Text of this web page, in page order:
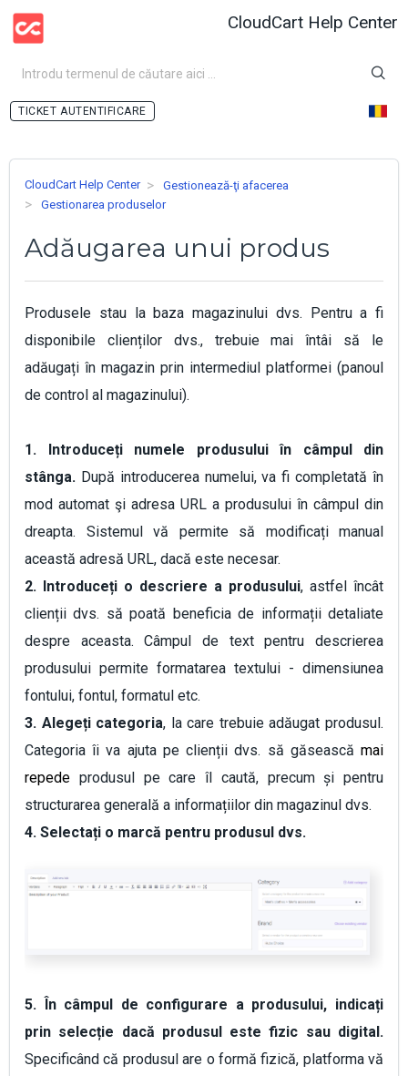
CloudCart Help Center
AUTENTIFICARE
CloudCart Help Center
Gestionează-ţi afacerea
Gestionarea produselor
Adăugarea unui produs
Produsele stau la baza magazinului dvs. Pentru a fi
disponibile clienților dvs., trebuie mai întâi să le
adăugați în magazin prin intermediul platformei (panoul
de control al magazinului).
1. Introduceți numele produsului în câmpul din
stânga. După introducerea numelui, va fi completată în
mod automat şi adresa URL a produsului în câmpul din
dreapta. Sistemul vă permite să modificați manual
această adresă URL, dacă este necesar.
2. Introduceți o descriere a produsului, astfel încât
clienții dvs. să poată beneficia de informații detaliate
despre aceasta. Câmpul de text pentru descrierea
produsului permite formatarea textului - dimensiunea
fontului, fontul, formatul etc.
3. Alegeți categoria, la care trebuie adăugat produsul.
Categoria îi va ajuta pe clienții dvs. să găsească mai
repede produsul pe care îl caută, precum și pentru
structurarea generală a informațiilor din magazinul dvs.
4. Selectați o marcă pentru produsul dvs.
5. În câmpul de configurare a produsului, indicați
prin selecție dacă produsul este fizic sau digital.
Specificând că produsul are o formă fizică, platforma vă